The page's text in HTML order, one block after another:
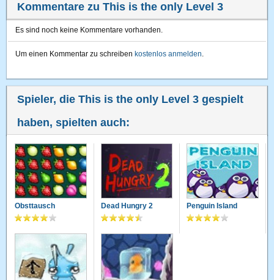
Kommentare zu This is the only Level 3
Es sind noch keine Kommentare vorhanden.
Um einen Kommentar zu schreiben kostenlos anmelden.
Spieler, die This is the only Level 3 gespielt
haben, spielten auch:
Obsttausch Dead Hungry 2 Penguin Island